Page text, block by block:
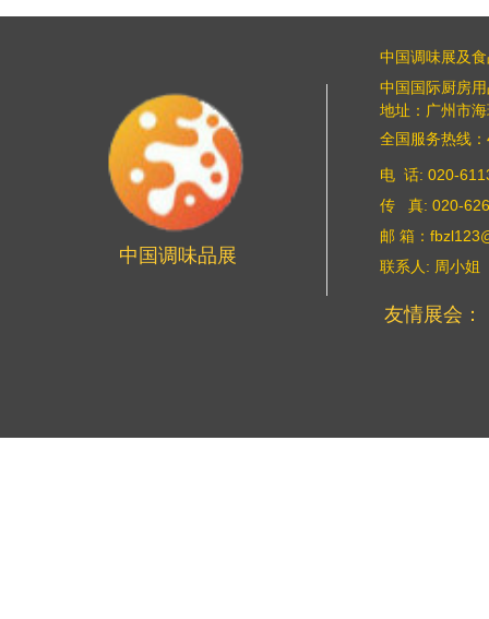
中国调味展及
中国国际厨房
地址：广州市
全国服务热线
电 话: 020-
传 真: 020-
邮 箱：
联系人: 周小
中国调味品展
友情展会：